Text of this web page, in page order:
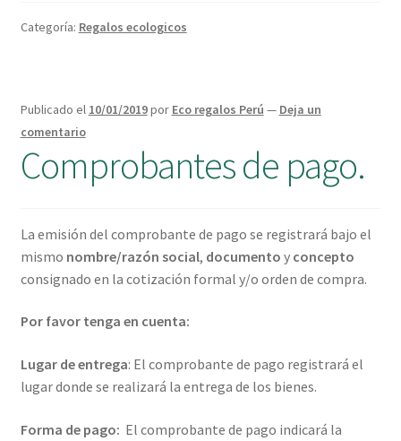
Categoría: Regalos ecologicos
Publicado el 10/01/2019por Eco regalos Perú — Deja un
comentario
Comprobantes de pago.
La emisión del comprobante de pago se registrará bajo el
mismo nombre/razón social, documento y concepto
consignado en la cotización formal y/o orden de compra.
Por favor tenga en cuenta:
Lugar de entrega: El comprobante de pago registrará el
lugar donde se realizará la entrega de los bienes.
Forma de pago: El comprobante de pago indicará la